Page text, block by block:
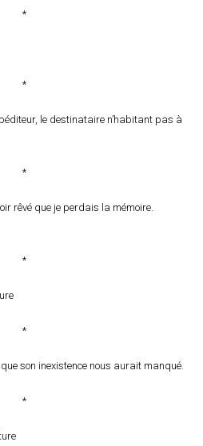
*
*
le destinataire n’habitant pas à
*
rêvé que je perdais la mémoire.
*
*
son inexistence nous aurait manqué.
*